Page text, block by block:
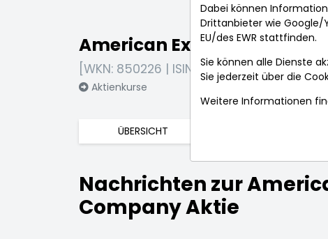
American Express Company
[WKN: 850226 | ISIN: US0258161092]
Aktienkurse
ÜBERSICHT
Nachrichten zur
Company Aktie
Dabei können
Drittanbieter wie Google/
EU/des EWR stattfinden.
Sie können alle Dienste
Sie jederzeit über die
Weitere Informationen